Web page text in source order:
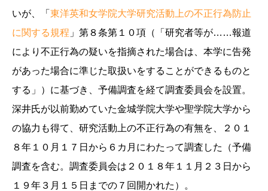
いが、「 東洋英和女学院大学研究活動上の不正行為防止
に関する規程 」第８条第１０項（「研究者等が……報道
により不正行為の疑いを指摘された場合は、本学に告発
があった場合に準じた取扱いをすることができるものと
する」）に基づき、予備調査を経て調査委員会を設置。
深井氏が以前勤めていた金城学院大学や聖学院大学から
の協力も得て、研究活動上の不正行為の有無を、２０１
８年１０月１７日から６カ月にわたって調査した（予備
調査を含む。調査委員会は２０１８年１１月２３日から
１９年３月１５日までの７回開かれた）。